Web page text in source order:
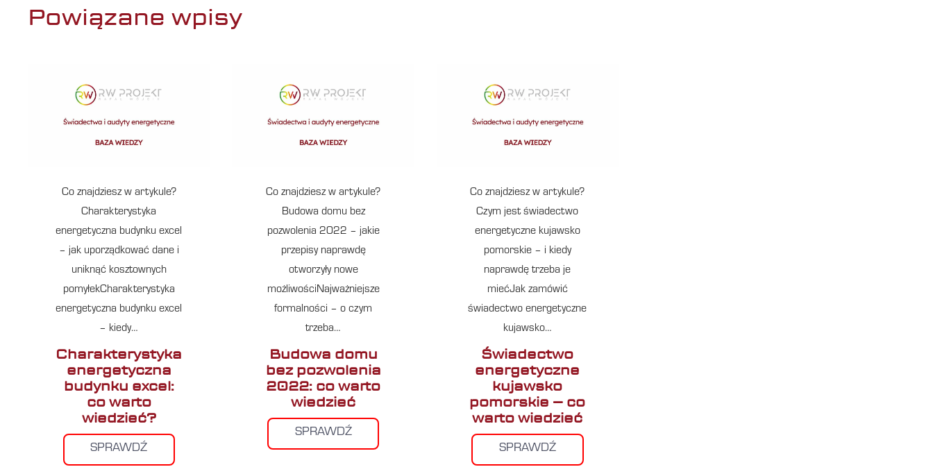
Powiązane wpisy
Co znajdziesz w artykule?
Charakterystyka
energetyczna budynku excel
– jak uporządkować dane i
uniknąć kosztownych
pomyłekCharakterystyka
energetyczna budynku excel
– kiedy…
Charakterystyka
energetyczna
budynku excel:
co warto
wiedzieć?
SPRAWDŹ
Co znajdziesz w artykule?
Budowa domu bez
pozwolenia 2022 – jakie
przepisy naprawdę
otworzyły nowe
możliwościNajważniejsze
formalności – o czym
trzeba…
Budowa domu
bez pozwolenia
2022: co warto
wiedzieć
SPRAWDŹ
Co znajdziesz w artykule?
Czym jest świadectwo
energetyczne kujawsko
pomorskie – i kiedy
naprawdę trzeba je
miećJak zamówić
świadectwo energetyczne
kujawsko…
Świadectwo
energetyczne
kujawsko
pomorskie – co
warto wiedzieć
SPRAWDŹ